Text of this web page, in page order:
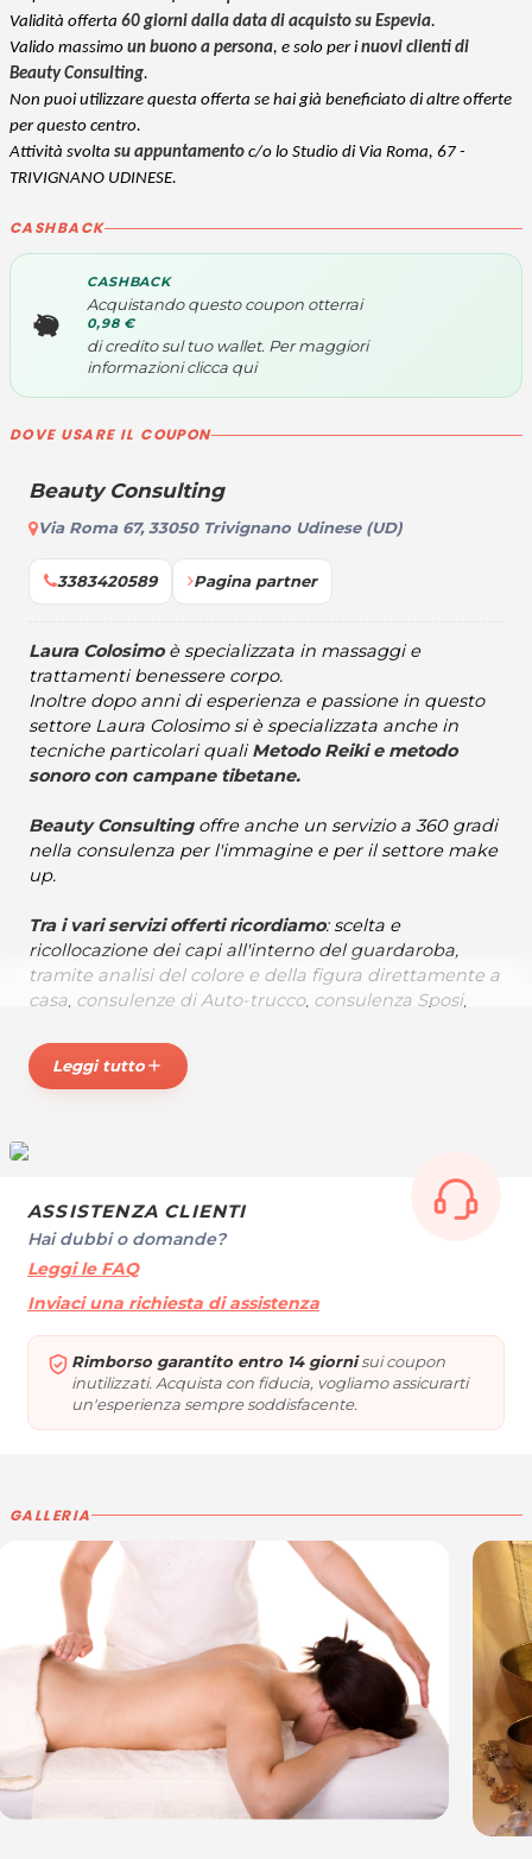
Validità offerta 60 giorni dalla data di acquisto su Espevia.
Valido massimo un buono a persona, e solo per i nuovi clienti di
Beauty Consulting.
Non puoi utilizzare questa offerta se hai già beneficiato di altre offerte
per questo centro.
Attività svolta su appuntamento c/o lo Studio di Via Roma, 67 -
TRIVIGNANO UDINESE.
CASHBACK
CASHBACK
Acquistando questo coupon otterrai
0,98 €
di credito sul tuo wallet. Per maggiori
informazioniclicca qui
DOVE USARE IL COUPON
Beauty Consulting
Via Roma 67, 33050 Trivignano Udinese (UD)
3383420589 Pagina partner
Laura Colosimoè specializzata in massaggi e
trattamenti benessere corpo.
Inoltre dopo anni di esperienza e passione in questo
settore Laura Colosimo si è specializzata anche in
tecniche particolari qualiMetodo Reiki e metodo
sonoro con campane tibetane.
Beauty Consultingoffre anche un servizio a 360 gradi
nella consulenza per l'immagine e per il settore make
up.
Tra i vari servizi offerti ricordiamo: scelta e
ricollocazione dei capi all'interno del guardaroba,
tramite analisi del colore e della figura direttamente a
casa, consulenze di Auto-trucco, consulenza Sposi,
shopper, consulenza immagine (formazione
personale), vetrinistica settore Commercio.
Cel. 3383420589
P.IVA 02724610304
Per ulteriori informazioni sull'offerta o sulle modalità
di acquisto scrivi aposta@espevia.it
Leggi tuttoadd
ASSISTENZA CLIENTI
Hai dubbi o domande?
Leggi le FAQ
Inviaci una richiesta di assistenza
Rimborso garantito entro 14 giornisui coupon
inutilizzati. Acquista con fiducia, vogliamo assicurarti
un'esperienza sempre soddisfacente.
GALLERIA